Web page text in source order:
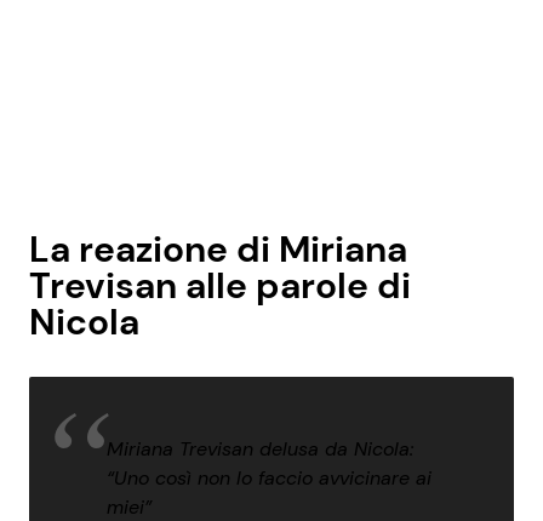
La reazione di Miriana
Trevisan alle parole di
Nicola
Miriana Trevisan delusa da Nicola:
“Uno così non lo faccio avvicinare ai
miei”